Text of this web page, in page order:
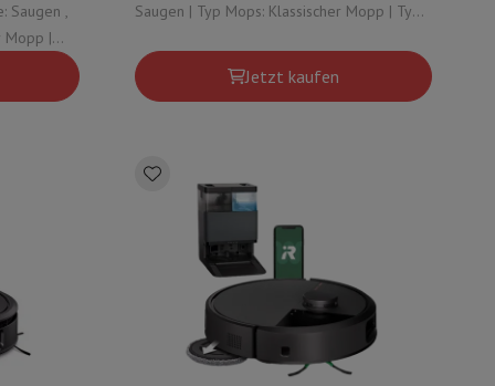
Gift Card (Geschenkkarte)
Saugen ,
Staub ,
Saugen | Typ Mops: Klassischer Mopp | Typ
Wasser , Schmutziges Wasser , Staub
Jetzt kaufen